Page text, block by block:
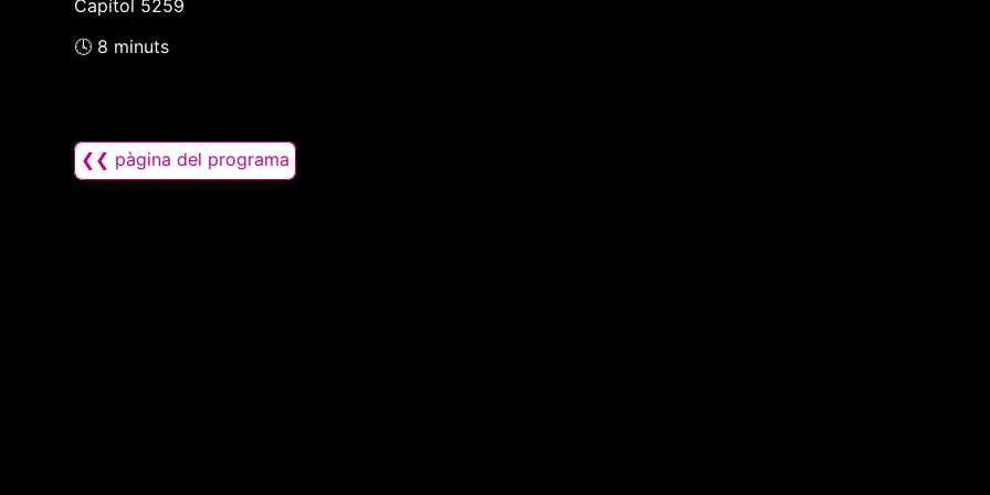
Capítol 5259
🕓 8 minuts
❮❮ pàgina del programa